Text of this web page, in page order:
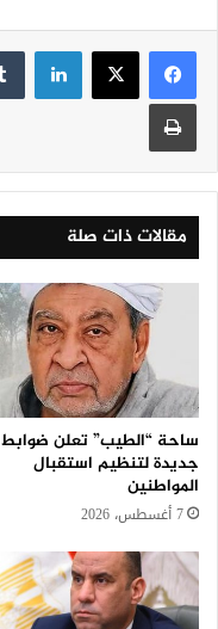
لينكدإن
مقالات ذات صلة
ساحة “الطيب” تعلن ضوابط
جديدة لتنظيم استقبال
المواطنين
7 أغسطس، 2026